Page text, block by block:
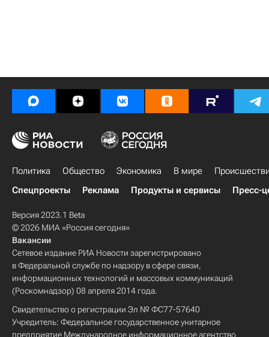
Политика Общество Экономика В мире
Спецпроекты
Реклама Продукты и сервисы Пресс-
Версия 2023.1 Beta
© 2026 МИА «Россия сегодня»
Вакансии
Сетевое издание РИА Новости зарегистрировано
в Федеральной службе по надзору в сфере связи,
информационных технологий и массовых коммуникаций
(Роскомнадзор) 08 апреля 2014 года.
Свидетельство о регистрации Эл № ФС77-57640
Учредитель: Федеральное государственное унитарное
предприятие Международное информационное агентство